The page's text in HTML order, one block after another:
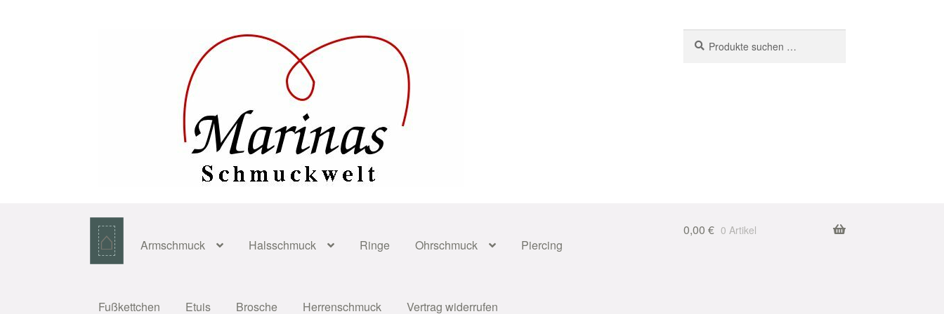
nach:
⌂ Armschmuck Halsschmuck Ringe Ohrschmuck Piercing
Fußkettchen Etuis Brosche Herrenschmuck Vertrag widerrufen
0,00 € 0 Artikel